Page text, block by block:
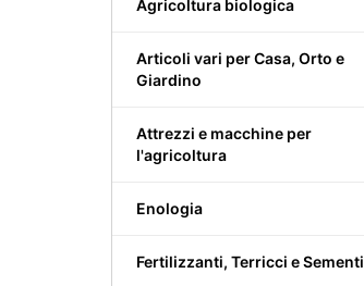
Agricoltura biologica
Articoli vari per Casa, Orto e
Giardino
Attrezzi e macchine per
l'agricoltura
Enologia
Fertilizzanti, Terricci e Sementi